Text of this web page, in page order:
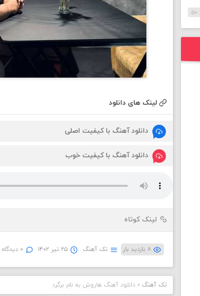
لینک های دانلود
دانلود آهنگ با کیفیت اصلی
دانلود آهنگ با کیفیت خوب
لینک کوتاه
۸ بازدید بار تک آهنگ ۲۵ تیر ۱۴۰۲ ۰ دیدگاه
تک آهنگ »دانلود آهنگ هاروش به نام برگرد
۵۰